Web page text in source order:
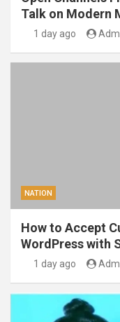
Talk on Modern
1 day ago
NATION
How to Accept
WordPress with
1 day ago